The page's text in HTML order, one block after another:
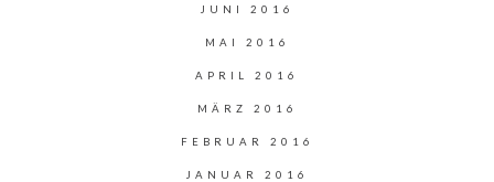
JUNI 2016
MAI 2016
APRIL 2016
MÄRZ 2016
FEBRUAR 2016
JANUAR 2016